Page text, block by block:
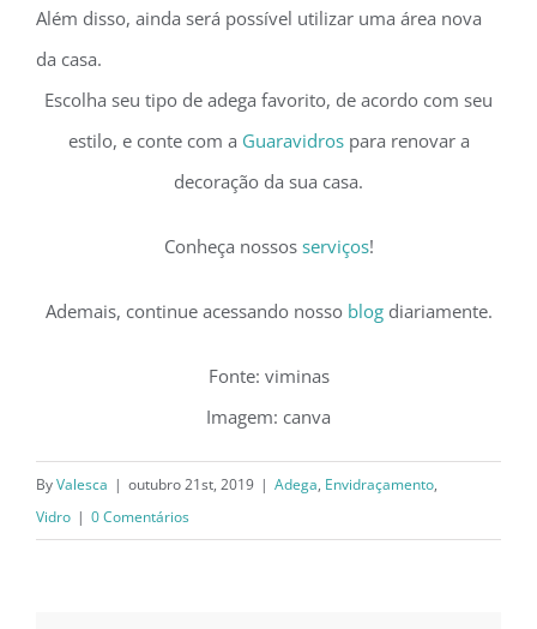
Além disso, ainda será possível utilizar uma área nova
da casa.
Escolha seu tipo de adega favorito, de acordo com seu
estilo, e conte com a Guaravidrospara renovar a
decoração da sua casa.
Conheça nossos serviços!
Ademais, continue acessando nosso blogdiariamente.
Fonte: viminas
Imagem: canva
ByValesca | outubro 21st, 2019 | Adega, Envidraçamento,
Vidro | 0 Comentários